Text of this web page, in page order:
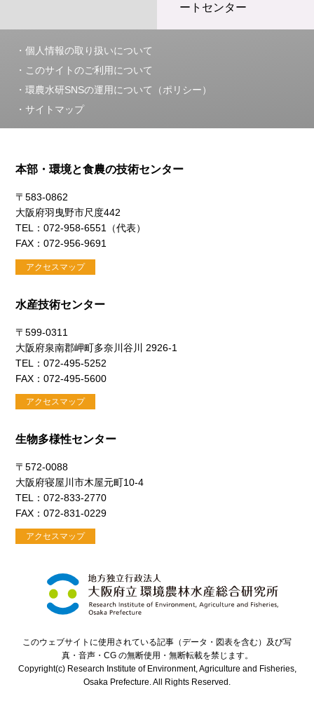
ートセンター
個人情報の取り扱いについて
このサイトのご利用について
環農水研SNSの運用について（ポリシー）
サイトマップ
本部・環境と食農の技術センター
〒583-0862
大阪府羽曳野市尺度442
TEL：072-958-6551（代表）
FAX：072-956-9691
アクセスマップ
水産技術センター
〒599-0311
大阪府泉南郡岬町多奈川谷川 2926-1
TEL：072-495-5252
FAX：072-495-5600
アクセスマップ
生物多様性センター
〒572-0088
大阪府寝屋川市木屋元町10-4
TEL：072-833-2770
FAX：072-831-0229
アクセスマップ
このウェブサイトに使用されている記事（データ・図表を含む）及び写
真・音声・CG の無断使用・無断転載を禁じます。
Copyright(c) Research Institute of Environment, Agriculture and Fisheries,
Osaka Prefecture. All Rights Reserved.